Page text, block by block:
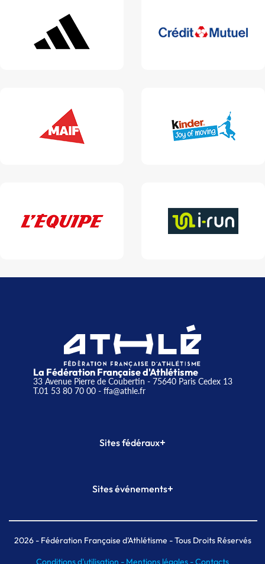
La Fédération Française d'Athlétisme
33 Avenue Pierre de Coubertin - 75640 Paris Cedex 13
T.01 53 80 70 00- ffa@athle.fr
Sites fédéraux+
Plateforme Formation
Sites événements+
Meeting de Paris indoor
MAIF Ekiden de Paris
2026- Fédération Française d'Athlétisme - Tous Droits Réservés
Conditions d'utilisation - Mentions légales -Contacts